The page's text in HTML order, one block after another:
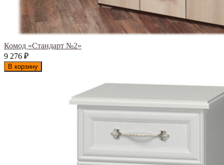
Комод «Стандарт №2»
9 276 ₽
В корзину